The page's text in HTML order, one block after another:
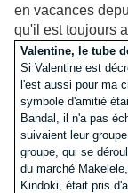
en vacances
qu'il est toujours
Valentine, le tube
Si Valentine est
l'est aussi pour ma
symbole d'amitié
Bandal, il n'a pas
suivaient leur
groupe, qui se
du marché
Kindoki, était pris